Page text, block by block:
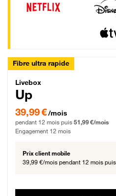
Fibre ultra rapide
Livebox Up Fibre
Livebox
Up
39,99 € par mois pendant 12 mois
39,99 €/mois
pendant 12 mois puis 51,99 €/mois
Engagement 12 mois
Prix client mobile
39,99 €/mois pendant 12 mois puis